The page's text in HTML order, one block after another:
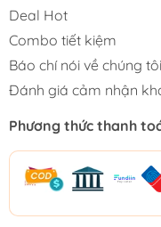
Deal Hot
Combo tiết kiệm
Báo chí nói về chúng tôi
Đánh giá cảm nhận
Phương thức thanh